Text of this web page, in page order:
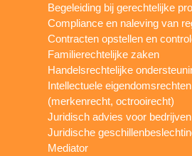
Begeleiding bij gerechtelijke
Compliance en naleving van
Contracten opstellen en
Familierechtelijke zaken
Handelsrechtelijke
Intellectuele
(merkenrecht, octrooirecht)
Juridisch advies voor bedrijven
Juridische
Mediator